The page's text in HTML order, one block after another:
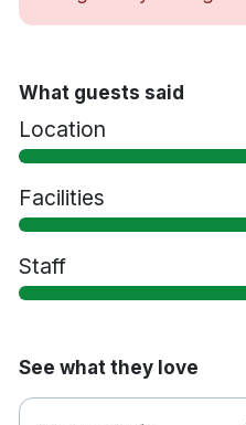
Gym
Tvättservice
Extrasäng mot en
Husdjur tillåts mot
Parkering mot en
5 minuters
2 timmars bilresa till
What guests said
Location
Facilities
Staff
See what they love